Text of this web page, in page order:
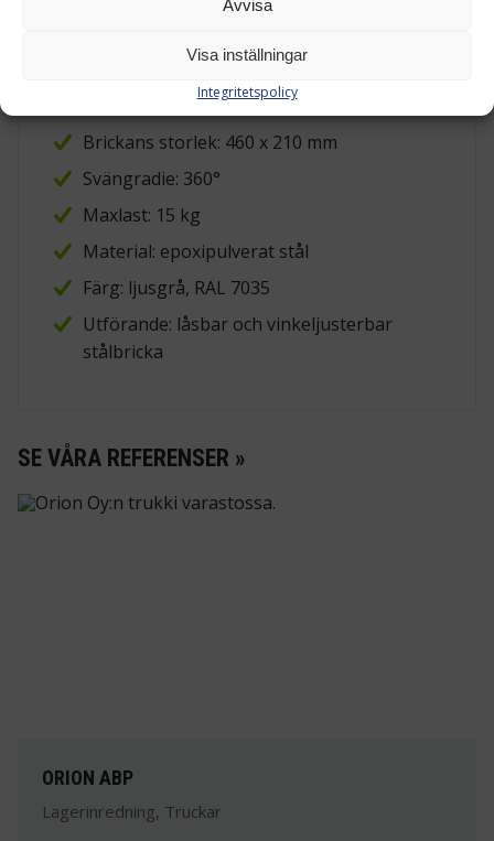
Avvisa
Visa inställningar
Integritetspolicy
Brickans storlek: 460 x 210 mm
Svängradie: 360°
Maxlast: 15 kg
Material: epoxipulverat stål
Färg: ljusgrå, RAL 7035
Utförande: låsbar och vinkeljusterbar
stålbricka
SE VÅRA REFERENSER »
ORION ABP
Lagerinredning, Truckar